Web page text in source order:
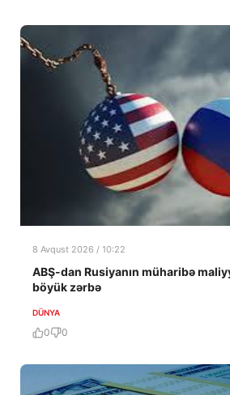
8 Avqust 2026 / 10:22
ABŞ-dan Rusiyanın müharibə
böyük zərbə
DÜNYA
0 0